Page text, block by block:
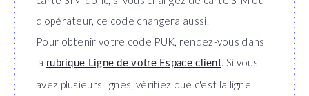
d’opérateur, ce code changera aussi.
Pour obtenir votre code PUK, rendez-vous dans
la rubrique Ligne de votre Espace client. Si vous
avez plusieurs lignes, vérifiez que c'est la ligne